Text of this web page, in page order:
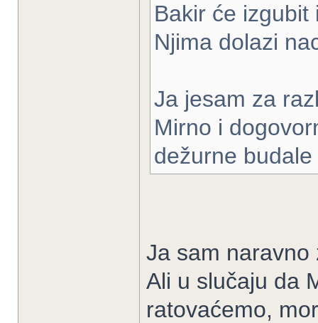
Bakir će
Njima dolazi
Ja jesam za
Mirno i
dežurne
Ja sam naravno
Ali u slučaju da
ratovaćemo,